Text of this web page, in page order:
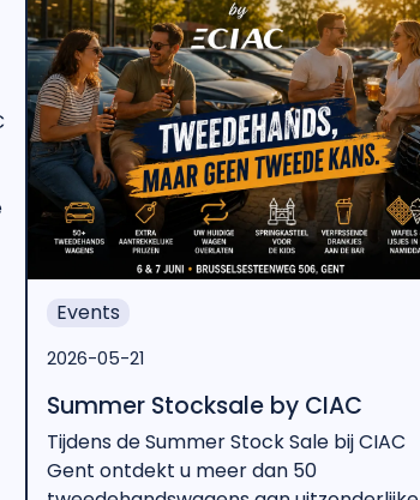
Events
2026-05-21
Summer Stocksale by CIAC
Tijdens de Summer Stock Sale bij CIAC
Gent ontdekt u meer dan 50